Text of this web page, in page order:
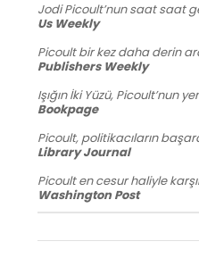
Jodi Picoult’nun saat saat
Us Weekly
Picoult bir kez daha derin
Publishers Weekly
Işığın İki Yüzü, Picoult’nun
Bookpage
Picoult, politikacıların
Library Journal
Picoult en cesur haliyle
Washington Post